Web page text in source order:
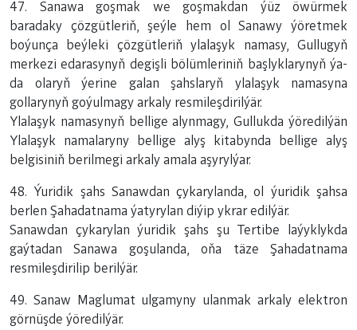
47. Sanawa goşmak we goşmakdan ýüz öwürmek
baradaky çözgütleriň, şeýle hem ol Sanawy ýöretmek
boýunça beýleki çözgütleriň ylalaşyk namasy, Gullugyň
merkezi edarasynyň degişli bölümleriniň başlyklarynyň ýa-
da olaryň ýerine galan şahslaryň ylalaşyk namasyna
gollarynyň goýulmagy arkaly resmileşdirilýär.
Ylalaşyk namasynyň bellige alynmagy, Gullukda ýöredilýän
Ylalaşyk namalaryny bellige alyş kitabynda bellige alyş
belgisiniň berilmegi arkaly amala aşyrylýar.
48. Ýuridik şahs Sanawdan çykarylanda, ol ýuridik şahsa
berlen Şahadatnama ýatyrylan diýip ykrar edilýär.
Sanawdan çykarylan ýuridik şahs şu Tertibe laýyklykda
gaýtadan Sanawa goşulanda, oňa täze Şahadatnama
resmileşdirilip berilýär.
49. Sanaw Maglumat ulgamyny ulanmak arkaly elektron
görnüşde ýöredilýär.